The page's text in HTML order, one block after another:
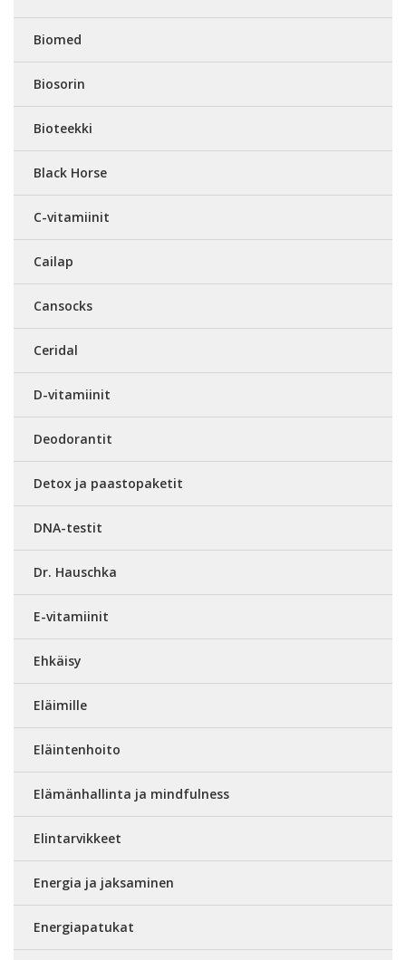
Biomed
Biosorin
Bioteekki
Black Horse
C-vitamiinit
Cailap
Cansocks
Ceridal
D-vitamiinit
Deodorantit
Detox ja paastopaketit
DNA-testit
Dr. Hauschka
E-vitamiinit
Ehkäisy
Eläimille
Eläintenhoito
Elämänhallinta ja mindfulness
Elintarvikkeet
Energia ja jaksaminen
Energiapatukat